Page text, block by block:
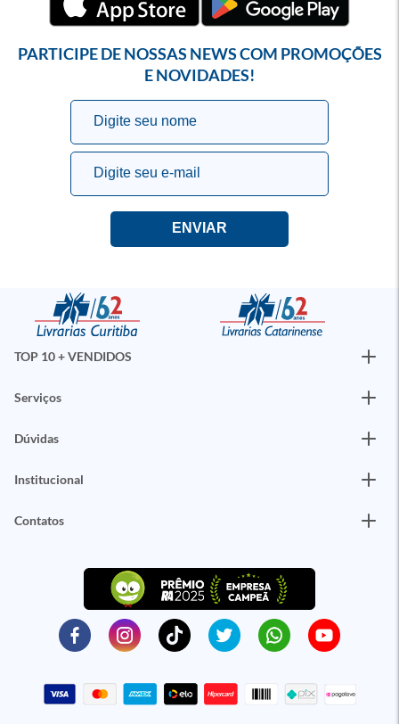
PARTICIPE DE NOSSAS NEWS COM PROMOÇÕES
E NOVIDADES!
TOP 10 + VENDIDOS
Serviços
Dúvidas
Institucional
Contatos